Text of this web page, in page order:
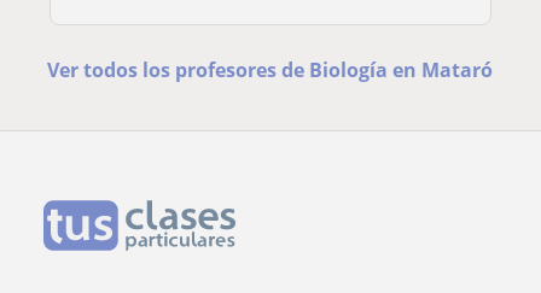
Ver todos los profesores de Biología en Mataró